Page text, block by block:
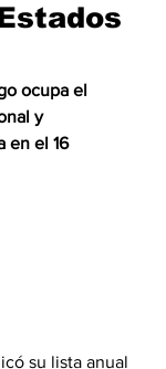
ocupa el
y
en el 16
su lista anual